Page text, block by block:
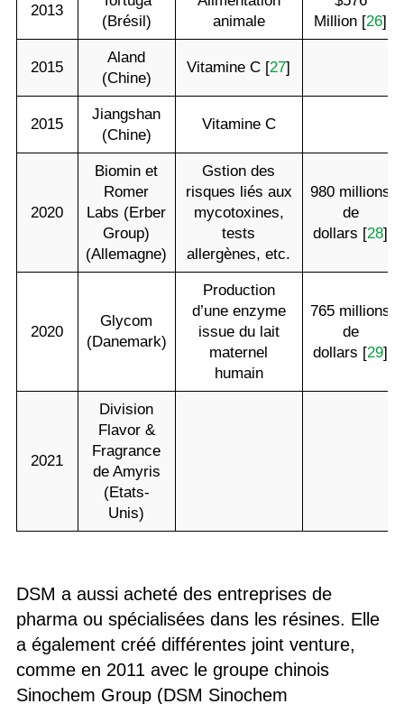
2013
(Brésil)
animale
Million [26]
2015
Aland
(Chine)
Vitamine C [27]
2015
Jiangshan
(Chine)
Vitamine C
2020
Biomin et
Romer
Labs (Erber
Group)
(Allemagne)
Gstion des
risques liés aux
mycotoxines,
tests
allergènes, etc.
980 millions
de
dollars [28]
2020
Glycom
(Danemark)
Production
d’une enzyme
issue du lait
maternel
humain
765 millions
de
dollars [29]
2021
Division
Flavor &
Fragrance
de Amyris
(Etats-
Unis)
DSM a aussi acheté des entreprises de
pharma ou spécialisées dans les résines. Elle
a également créé différentes joint venture,
comme en 2011 avec le groupe chinois
Sinochem Group (DSM Sinochem